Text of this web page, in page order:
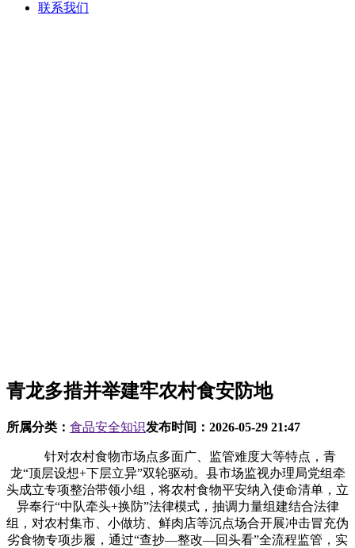
联系我们
青龙多措并举建牢农村食安防地
所属分类： 食品安全知识发布时间： 2026-05-29 21:47
针对农村食物市场点多面广、监管难度大等特点，青
龙“顶层设想+下层立异”双轮驱动。县市场监视办理局党组牵
头成立专项整治带领小组，将农村食物平安纳入使命清单，立
异奉行“中队牵头+换防”法律模式，抽调力量组建结合法律
组，对农村集市、小做坊、鲜肉店等沉点场合开展冲击冒充伪
劣食物专项步履，通过“查抄—整改—回头看”全流程监管，实